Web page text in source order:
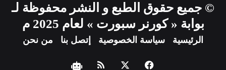
© جميع حقوق الطبع و النشر محفوظة لـ
بوابة « كورنر سبورت » لعام 2025 م
الرئيسية سياسة الخصوصية إتصل بنا من نحن
فيسبوك ملخصنبض